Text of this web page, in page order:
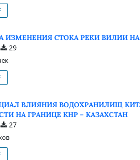
ИЗМЕНЕНИЯ СТОКА РЕКИ ВИЛИИ
29
ВЛИЯНИЯ ВОДОХРАНИЛИЩ
НА ГРАНИЦЕ КНР – КАЗАХСТАН
27